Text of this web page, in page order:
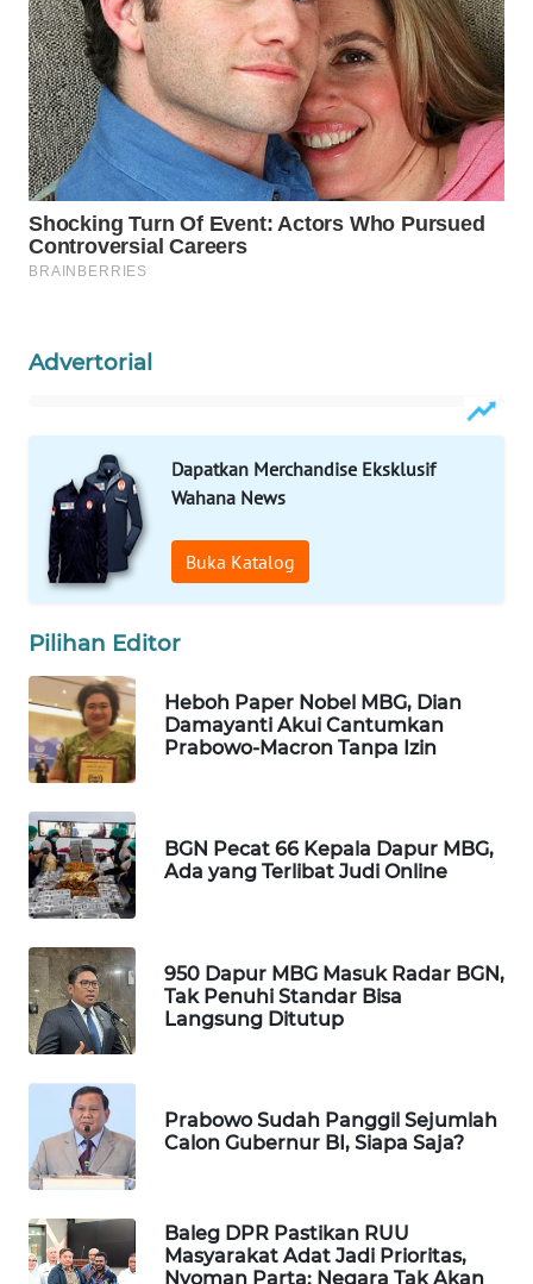
Advertorial
Dapatkan Merchandise Eksklusif
Wahana News
Buka Katalog
Pilihan Editor
Heboh Paper Nobel MBG, Dian
Damayanti Akui Cantumkan
Prabowo-Macron Tanpa Izin
BGN Pecat 66 Kepala Dapur MBG,
Ada yang Terlibat Judi Online
950 Dapur MBG Masuk Radar BGN,
Tak Penuhi Standar Bisa
Langsung Ditutup
Prabowo Sudah Panggil Sejumlah
Calon Gubernur BI, Siapa Saja?
Baleg DPR Pastikan RUU
Masyarakat Adat Jadi Prioritas,
Nyoman Parta: Negara Tak Akan
ADVOKAT
WAHANA
INFRASTRUKTUR
WAHANA
KONSUMEN
WAHANA
LISTRIK
TRAVEL
WAHANANEWS
ID
WAHANANEWS
CO ID
WAHANANEWS
NET
WAHANA
WAHANA
UMKM
WAHANA
SELEB
WAHANA
WAHANA
OTOMOTIF
WAHANA
HEALTH